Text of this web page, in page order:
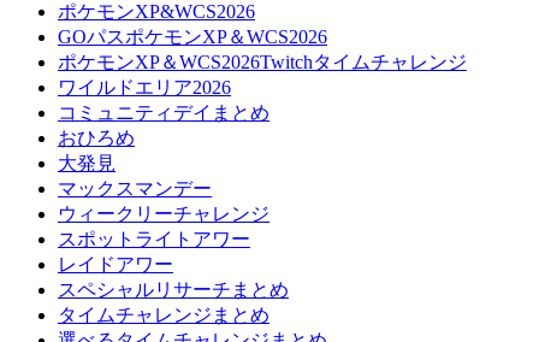
ポケモンXP&WCS2026
GOパスポケモンXP＆WCS2026
ポケモンXP＆WCS2026Twitchタイムチャレンジ
ワイルドエリア2026
コミュニティデイまとめ
おひろめ
大発見
マックスマンデー
ウィークリーチャレンジ
スポットライトアワー
レイドアワー
スペシャルリサーチまとめ
タイムチャレンジまとめ